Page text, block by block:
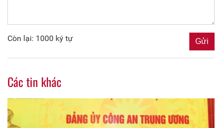
Còn lại: 1000 ký tự
Các tin khác